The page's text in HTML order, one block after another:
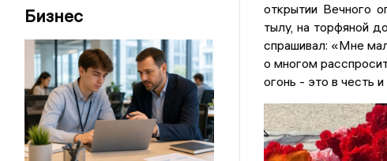
Бизнес
открытии Вечного
тылу, на торфяной
спрашивал: «Мне
о многом
огонь - это в честь